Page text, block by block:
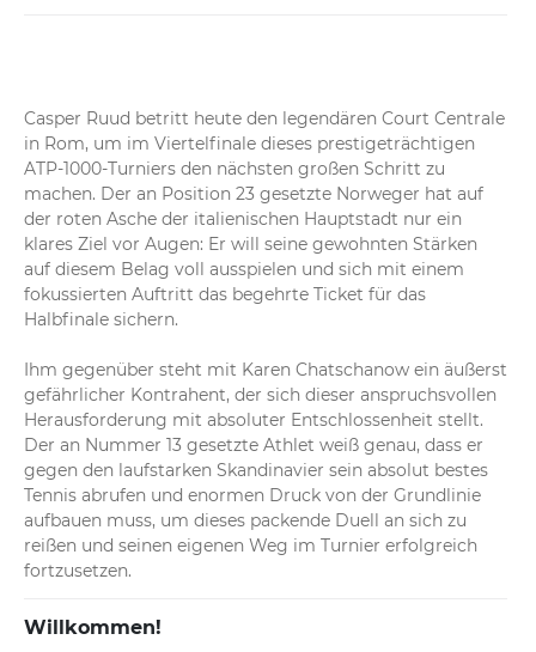
Casper Ruud betritt heute den legendären Court Centrale
in Rom, um im Viertelfinale dieses prestigeträchtigen
ATP-1000-Turniers den nächsten großen Schritt zu
machen. Der an Position 23 gesetzte Norweger hat auf
der roten Asche der italienischen Hauptstadt nur ein
klares Ziel vor Augen: Er will seine gewohnten Stärken
auf diesem Belag voll ausspielen und sich mit einem
fokussierten Auftritt das begehrte Ticket für das
Halbfinale sichern.
Ihm gegenüber steht mit Karen Chatschanow ein äußerst
gefährlicher Kontrahent, der sich dieser anspruchsvollen
Herausforderung mit absoluter Entschlossenheit stellt.
Der an Nummer 13 gesetzte Athlet weiß genau, dass er
gegen den laufstarken Skandinavier sein absolut bestes
Tennis abrufen und enormen Druck von der Grundlinie
aufbauen muss, um dieses packende Duell an sich zu
reißen und seinen eigenen Weg im Turnier erfolgreich
fortzusetzen.
Willkommen!